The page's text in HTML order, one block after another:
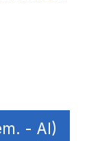
- AI)